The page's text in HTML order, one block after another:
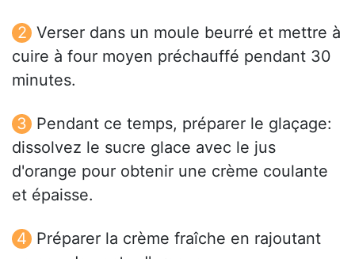
Verser dans un moule beurré et mettre à
cuire à four moyen préchauffé pendant 30
minutes.
Pendant ce temps, préparer le glaçage:
dissolvez le sucre glace avec le jus
d'orange pour obtenir une crème coulante
et épaisse.
Préparer la crème fraîche en rajoutant